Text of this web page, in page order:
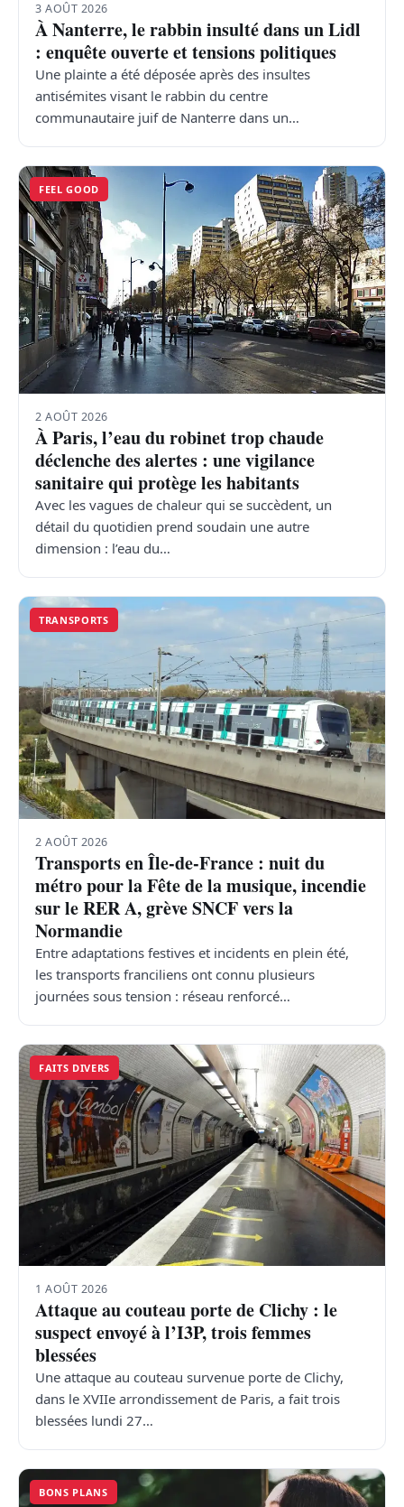
3 AOÛT 2026
À Nanterre, le rabbin insulté dans un Lidl
: enquête ouverte et tensions politiques
Une plainte a été déposée après des insultes
antisémites visant le rabbin du centre
communautaire juif de Nanterre dans un…
FEEL GOOD
2 AOÛT 2026
À Paris, l’eau du robinet trop chaude
déclenche des alertes : une vigilance
sanitaire qui protège les habitants
Avec les vagues de chaleur qui se succèdent, un
détail du quotidien prend soudain une autre
dimension : l’eau du…
TRANSPORTS
2 AOÛT 2026
Transports en Île-de-France : nuit du
métro pour la Fête de la musique, incendie
sur le RER A, grève SNCF vers la
Normandie
Entre adaptations festives et incidents en plein été,
les transports franciliens ont connu plusieurs
journées sous tension : réseau renforcé…
FAITS DIVERS
1 AOÛT 2026
Attaque au couteau porte de Clichy : le
suspect envoyé à l’I3P, trois femmes
blessées
Une attaque au couteau survenue porte de Clichy,
dans le XVIIe arrondissement de Paris, a fait trois
blessées lundi 27…
BONS PLANS